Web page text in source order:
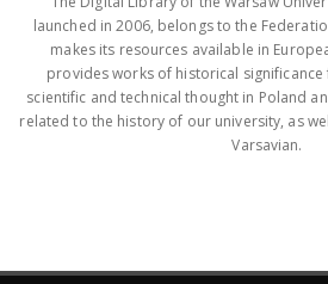
launched in 2006, belongs to the
makes its resources available in
provides works of historical
scientific and technical thought in Poland
related to the history of our university, as
Varsavian.